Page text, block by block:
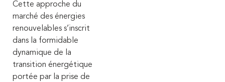
Cette approche du
marché des énergies
renouvelables s’inscrit
dans la formidable
dynamique de la
transition énergétique
portée par la prise de